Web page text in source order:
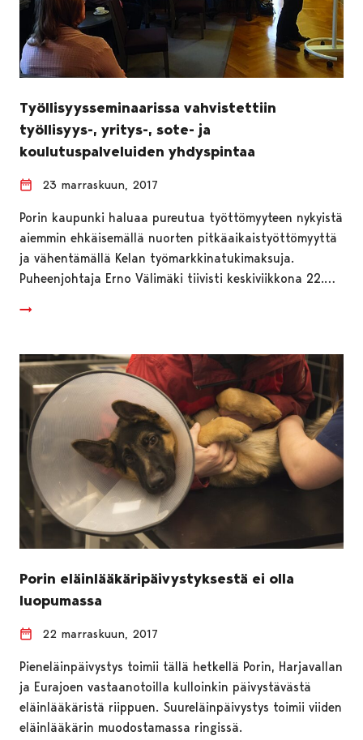
Työllisyysseminaarissa vahvistettiin
työllisyys-, yritys-, sote- ja
koulutuspalveluiden yhdyspintaa
23 marraskuun, 2017
Porin kaupunki haluaa pureutua työttömyyteen nykyistä
aiemmin ehkäisemällä nuorten pitkäaikaistyöttömyyttä
ja vähentämällä Kelan työmarkkinatukimaksuja.
Puheenjohtaja Erno Välimäki tiivisti keskiviikkona 22.…
Porin eläinlääkäripäivystyksestä ei olla
luopumassa
22 marraskuun, 2017
Pieneläinpäivystys toimii tällä hetkellä Porin, Harjavallan
ja Eurajoen vastaanotoilla kulloinkin päivystävästä
eläinlääkäristä riippuen. Suureläinpäivystys toimii viiden
eläinlääkärin muodostamassa ringissä.